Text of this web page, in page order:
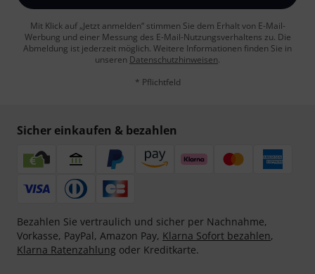
Mit Klick auf „Jetzt anmelden“ stimmen Sie dem Erhalt von E-Mail-
Werbung und einer Messung des E-Mail-Nutzungsverhaltens zu. Die
Abmeldung ist jederzeit möglich. Weitere Informationen finden Sie in
unseren Datenschutzhinweisen.
* Pflichtfeld
Sicher einkaufen & bezahlen
Bezahlen Sie vertraulich und sicher per Nachnahme,
Vorkasse, PayPal, Amazon Pay, Klarna Sofort bezahlen,
Klarna Ratenzahlung oder Kreditkarte.